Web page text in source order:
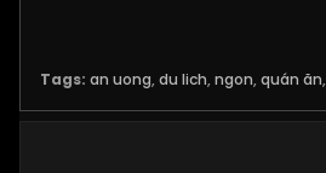
Tags: an uong, du lich, ngon, quán ăn,